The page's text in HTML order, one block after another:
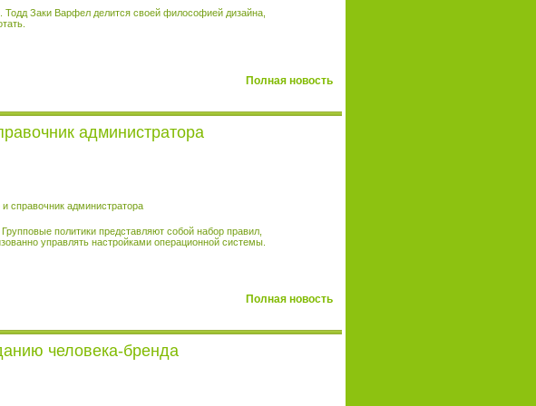
Тодд Заки Варфел делится своей философией дизайна,
Полная новость
администратора
политики представляют собой набор правил,
управлять настройками операционной системы.
Полная новость
человека-бренда